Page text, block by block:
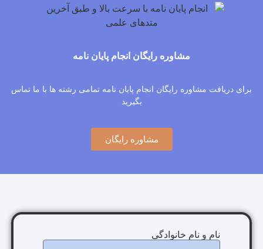
مشاوره رایگان انجام پایان نامه
برای دریافت مشاوره رایگان انجام پایان نامه تمامی رشته ها با ما تماس
بگیرید
مشاوره رایگان
نام و نام خانوادگی